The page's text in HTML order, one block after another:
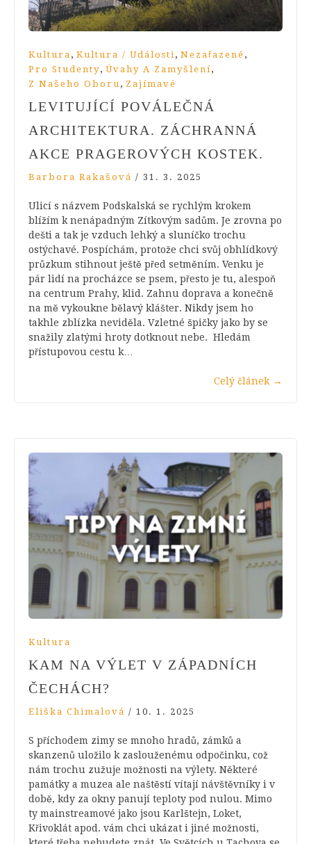
Kultura , Kultura / Události, Nezařazené ,
Pro Studenty, Úvahy A Zamyšlení,
Z Našeho Oboru, Zajímavé
LEVITUJÍCÍ POVÁLEČNÁ
ARCHITEKTURA. ZÁCHRANNÁ
AKCE PRAGEROVÝCH KOSTEK.
Barbora Rakašová / 31. 3. 2025
Ulicí s názvem Podskalská se rychlým krokem
blížím k nenápadným Zítkovým sadům. Je zrovna po
dešti a tak je vzduch lehký a sluníčko trochu
ostýchavé. Pospíchám, protože chci svůj obhlídkový
průzkum stihnout ještě před setměním. Venku je
pár lidí na procházce se psem, přesto je tu, alespoň
na centrum Prahy, klid. Zahnu doprava a konečně
na mě vykoukne bělavý klášter. Nikdy jsem ho
takhle zblízka neviděla. Vzletné špičky jako by se
snažily zlatými hroty dotknout nebe. Hledám
přístupovou cestu k…
Celý článek →
Kultura
KAM NA VÝLET V ZÁPADNÍCH
ČECHÁCH?
Eliška Chimalová / 10. 1. 2025
S příchodem zimy se mnoho hradů, zámků a
skanzenů uložilo k zaslouženému odpočinku, což
nám trochu zužuje možnosti na výlety. Některé
památky a muzea ale naštěstí vítají návštěvníky i v
době, kdy za okny panují teploty pod nulou. Mimo
ty mainstreamové jako jsou Karlštejn, Loket,
Křivoklát apod. vám chci ukázat i jiné možnosti,